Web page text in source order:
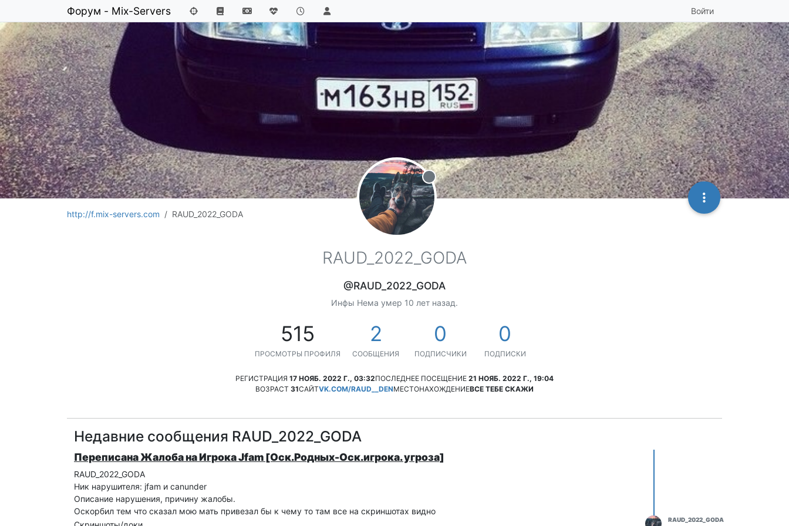
Форум - Mix-Servers Войти
http://f.mix-servers.com RAUD_2022_GODA
Не в сети
RAUD_2022_GODA
@RAUD_2022_GODA
Инфы Нема умер 10 лет назад.
515
ПРОСМОТРЫ ПРОФИЛЯ
2
СООБЩЕНИЯ
0
ПОДПИСЧИКИ
0
ПОДПИСКИ
РЕГИСТРАЦИЯ 17 НОЯБ. 2022 Г., 03:32ПОСЛЕДНЕЕ ПОСЕЩЕНИЕ 21 НОЯБ. 2022 Г., 19:04
ВОЗРАСТ 31САЙТVK.COM/RAUD__DENМЕСТОНАХОЖДЕНИЕВСЕ ТЕБЕ СКАЖИ
Недавние сообщения RAUD_2022_GODA
Переписана Жалоба на Игрока Jfam [Оск.Родных-Оск.игрока. угроза]
RAUD_2022_GODA
Ник нарушителя: jfam и canunder
Описание нарушения, причину жалобы.
Оскорбил тем что сказал мою мать привезал бы к чему то там все на скриншотах видно
RAUD_2022_GODA